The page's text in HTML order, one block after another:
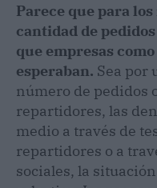
Parece que para
cantidad de
que empresas
esperaban. Sea por
número de pedidos
repartidores, las
medio a través de
repartidores o a
sociales, la